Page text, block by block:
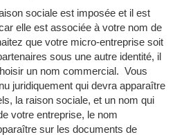
sociale est imposée et il est
elle est associée à votre nom de
que votre micro-entreprise soit
sous une autre identité, il
un nom commercial. Vous
juridiquement qui devra apparaître
la raison sociale, et un nom qui
votre entreprise, le nom
sur les documents de